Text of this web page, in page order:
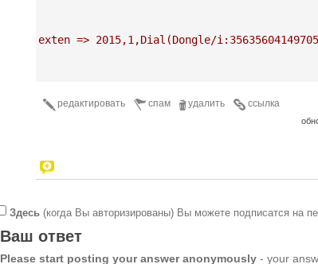
exten => 2015,1,Dial(Dongle/
ссылка
удалить
спам
редактировать
Здесь (когда Вы авторизированы) Вы можете подписатся на
Ваш ответ
Please start posting your answer anonymously - your